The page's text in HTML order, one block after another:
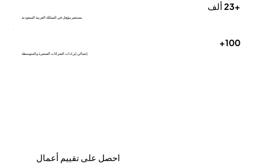
+23 ألف
مستثمر مؤهل في المملكة العربية السعودية
100+
إجمالي إيرادات الشركات الصغيرة والمتوسطة
احصل على تقييم أعمال